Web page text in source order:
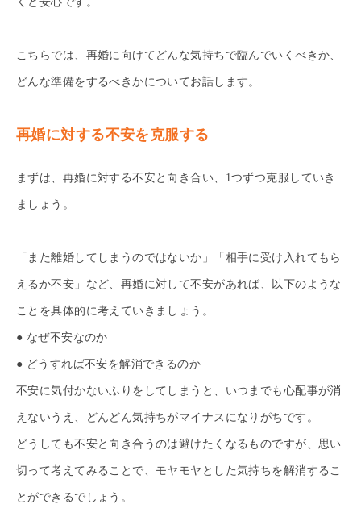
こちらでは、再婚に向けてどんな気持ちで臨んでいくべきか、
どんな準備をするべきかについてお話します。
再婚に対する不安を克服する
まずは、再婚に対する不安と向き合い、1つずつ克服していき
ましょう。
「また離婚してしまうのではないか」「相手に受け入れてもら
えるか不安」など、再婚に対して不安があれば、以下のような
ことを具体的に考えていきましょう。
● なぜ不安なのか
● どうすれば不安を解消できるのか
不安に気付かないふりをしてしまうと、いつまでも心配事が消
えないうえ、どんどん気持ちがマイナスになりがちです。
どうしても不安と向き合うのは避けたくなるものですが、思い
切って考えてみることで、モヤモヤとした気持ちを解消するこ
とができるでしょう。